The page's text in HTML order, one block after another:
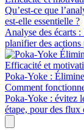
Qu’est-ce que
est-elle essentielle ?
Analyse des écarts
planifier des
Efficacité et
Poka-Yoke :
Comment
Poka-Yoke : évitez
étape, pour des